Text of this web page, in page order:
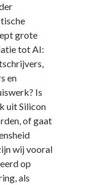
grote
tot AI:
en
Is
uit Silicon
of gaat
wij vooral
op
als